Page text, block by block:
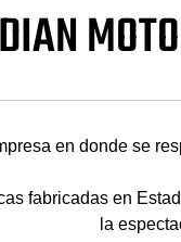
en donde se
fabricadas en
la